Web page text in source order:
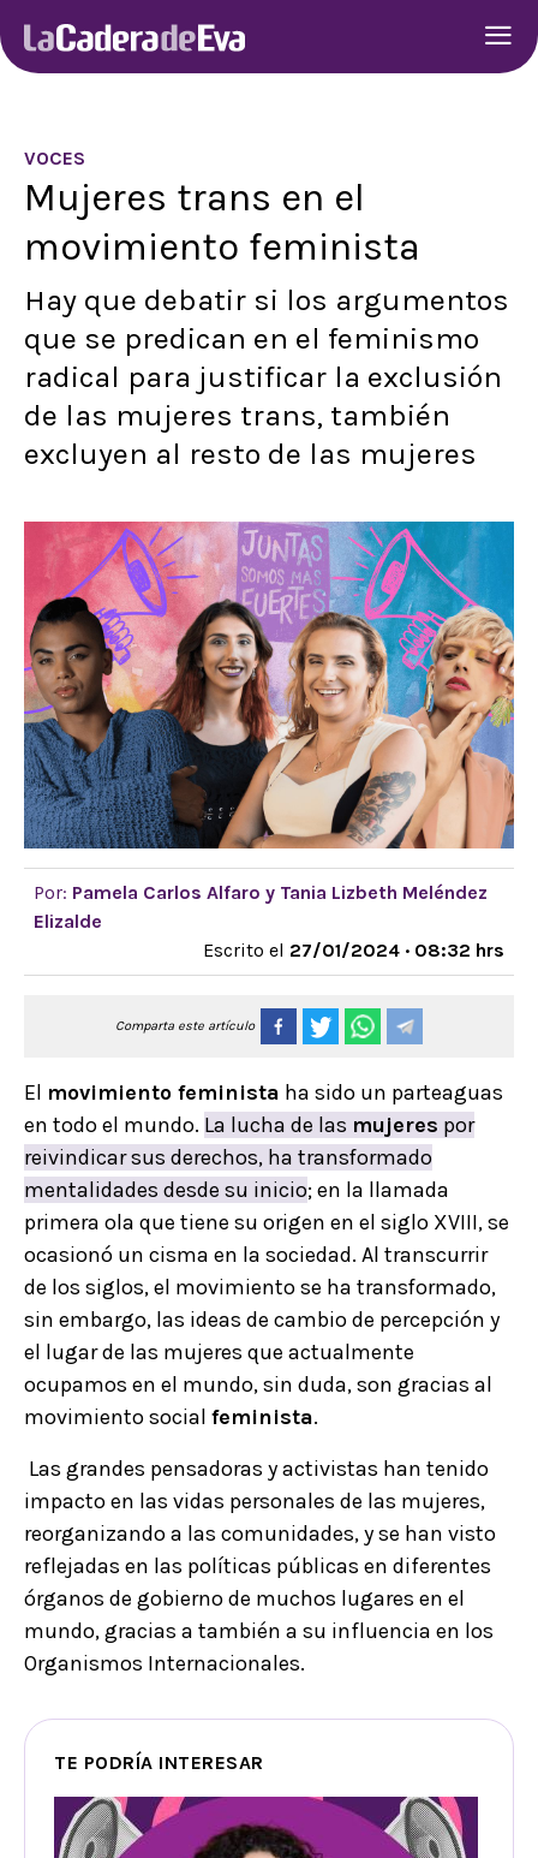
VOCES
Mujeres trans en el
movimiento feminista
Hay que debatir si los argumentos
que se predican en el feminismo
radical para justificar la exclusión
de las mujeres trans, también
excluyen al resto de las mujeres
Por: Pamela Carlos Alfaro y Tania Lizbeth Meléndez
Elizalde
Escrito el 27/01/2024 · 08:32 hrs
Comparta este artículo
El movimiento feminista ha sido un parteaguas
en todo el mundo. La lucha de las mujeres por
reivindicar sus derechos, ha transformado
mentalidades desde su inicio; en la llamada
primera ola que tiene su origen en el siglo XVIII, se
ocasionó un cisma en la sociedad. Al transcurrir
de los siglos, el movimiento se ha transformado,
sin embargo, las ideas de cambio de percepción y
el lugar de las mujeres que actualmente
ocupamos en el mundo, sin duda, son gracias al
movimiento social feminista.
Las grandes pensadoras y activistas han tenido
impacto en las vidas personales de las mujeres,
reorganizando a las comunidades, y se han visto
reflejadas en las políticas públicas en diferentes
órganos de gobierno de muchos lugares en el
mundo, gracias a también a su influencia en los
Organismos Internacionales.
TE PODRÍA INTERESAR